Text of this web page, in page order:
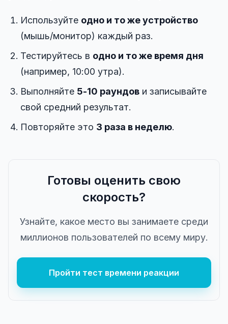
Используйте одно и то же устройство
(мышь/монитор) каждый раз.
Тестируйтесь в одно и то же время дня
(например, 10:00 утра).
Выполняйте 5-10 раундов и записывайте
свой средний результат.
Повторяйте это 3 раза в неделю.
Готовы оценить свою
скорость?
Узнайте, какое место вы занимаете среди
миллионов пользователей по всему миру.
Пройти тест времени реакции